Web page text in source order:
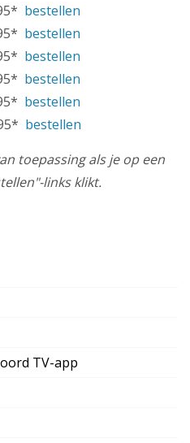
bestellen
bestellen
bestellen
bestellen
bestellen
bestellen
toepassing als je op een
links klikt.
TV-app